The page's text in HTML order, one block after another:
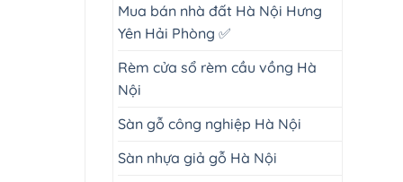
Mua bán nhà đất Hà Nội Hưng
Yên Hải Phòng ✅
Rèm cửa sổ rèm cầu vồng Hà
Nội
Sàn gỗ công nghiệp Hà Nội
Sàn nhựa giả gỗ Hà Nội